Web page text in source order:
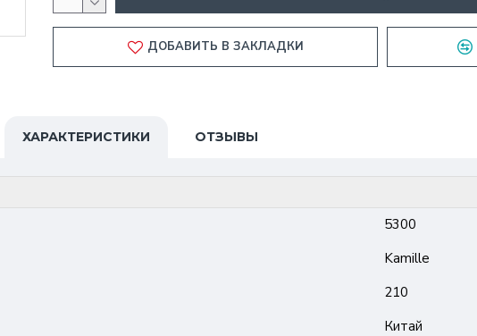
ДОБАВИТЬ В ЗАКЛАДКИ
ХАРАКТЕРИСТИКИ ОТЗЫВЫ
5300
Kamille
210
Китай